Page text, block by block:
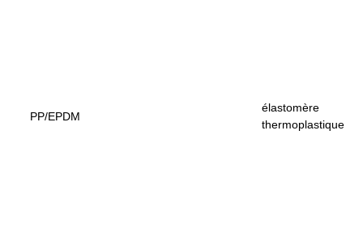
PP/EPDM
élastomère
thermoplastique